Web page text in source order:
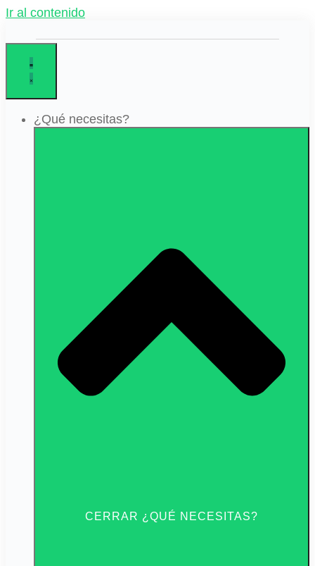
Ir al contenido
¿Qué necesitas?
CERRAR ¿QUÉ NECESITAS?